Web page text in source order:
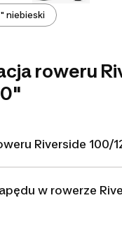
niebieski
roweru
Riverside 100/
w rowerze